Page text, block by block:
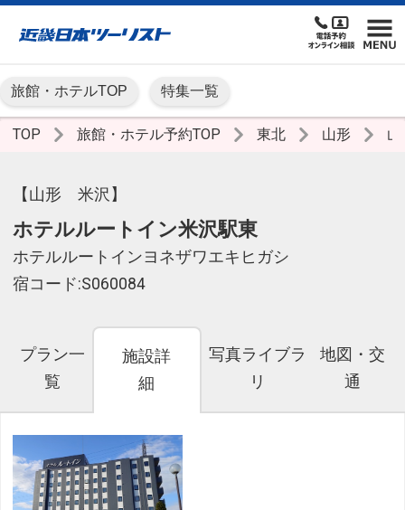
旅館・ホテルTOP 特集一覧
TOP 旅館・ホテル予約TOP 東北 山形
【山形 米沢】
ホテルルートイン米沢駅東
ホテルルートインヨネザワエキヒガシ
宿コード:S060084
プラン一
覧
施設詳
細
写真ライブラ
リ
地図・交
通